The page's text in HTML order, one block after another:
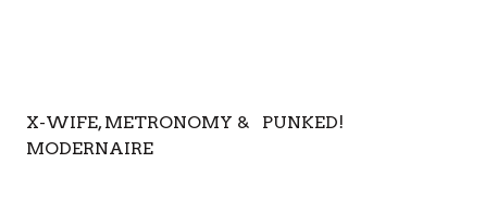
X-WIFE, METRONOMY &
MODERNAIRE
PUNKED!